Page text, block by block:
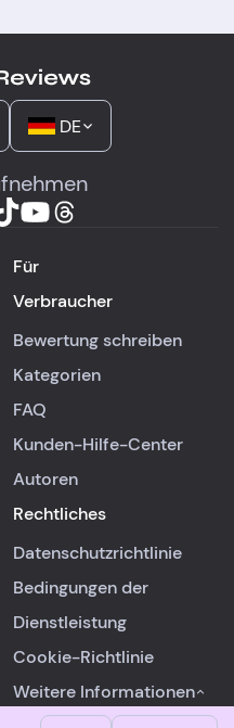
DE
Für
Verbraucher
Bewertung schreiben
Kategorien
FAQ
Kunden-Hilfe-Center
Autoren
Rechtliches
Datenschutzrichtlinie
Bedingungen der
Dienstleistung
Cookie-Richtlinie
Weitere Informationen